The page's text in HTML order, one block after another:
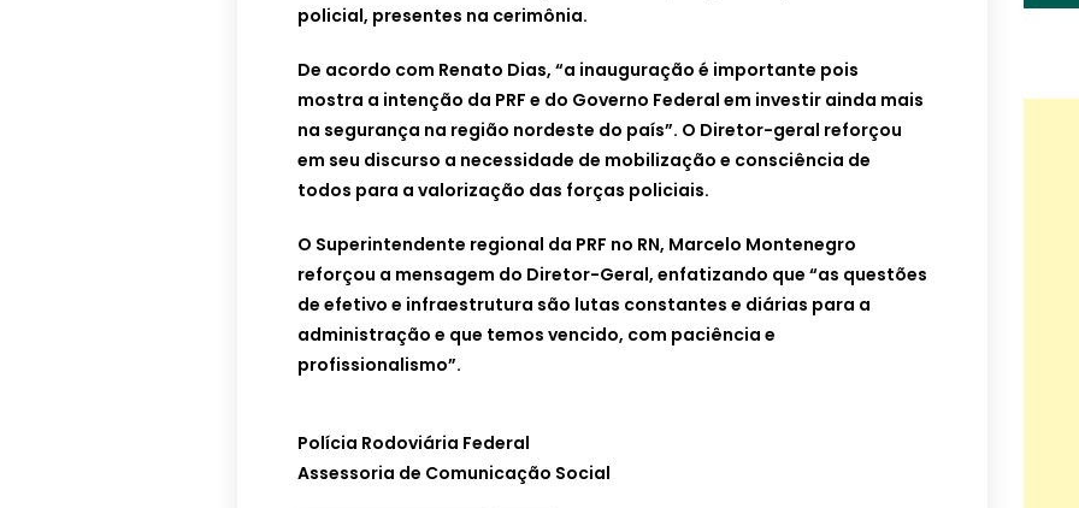
policial, presentes na cerimônia.
De acordo com Renato Dias, “a inauguração é importante pois
mostra a intenção da PRF e do Governo Federal em investir ainda mais
na segurança na região nordeste do país”. O Diretor-geral reforçou
em seu discurso a necessidade de mobilização e consciência de
todos para a valorização das forças policiais.
O Superintendente regional da PRF no RN, Marcelo Montenegro
reforçou a mensagem do Diretor-Geral, enfatizando que “as questões
de efetivo e infraestrutura são lutas constantes e diárias para a
administração e que temos vencido, com paciência e
profissionalismo”.
Polícia Rodoviária Federal
Assessoria de Comunicação Social